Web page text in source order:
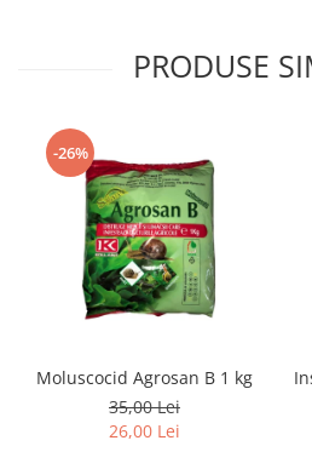
PRODUSE
-26%
Moluscocid Agrosan B 1 kg
35,00 Lei
26,00 Lei